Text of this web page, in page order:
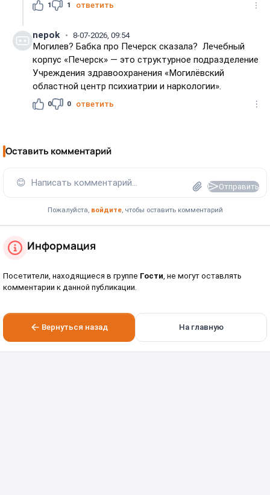
1 1 ответить
nepok 8-07-2026, 09:54
Могилев? Бабка про Печерск сказала? Лечебный
корпус «Печерск» — это структурное подразделение
Учреждения здравоохранения «Могилёвский
областной центр психиатрии и наркологии».
0 0 ответить
Оставить комментарий
😊 Написать комментарий... Отправить
Пожалуйста, войдите, чтобы оставить комментарий
Информация
Посетители, находящиеся в группе Гости , не могут оставлять
комментарии к данной публикации.
Вернуться назад На главную